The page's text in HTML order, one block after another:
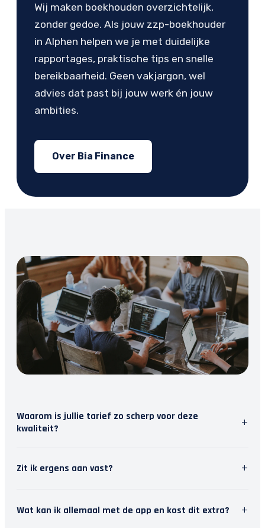
Wij maken boekhouden overzichtelijk,
zonder gedoe. Als jouw zzp-boekhouder
in Alphen helpen we je met duidelijke
rapportages, praktische tips en snelle
bereikbaarheid. Geen vakjargon, wel
advies dat past bij jouw werk én jouw
ambities.
Over Bia Finance
Waarom is jullie tarief zo scherp voor deze
kwaliteit?
+
werk te automatiseren, besparen we tijd. Die tijd
Zit ik ergens aan vast? +
abonnement maandelijks opzeggen. Het stopt dan
Wat kan ik allemaal met de app en kost dit extra? +